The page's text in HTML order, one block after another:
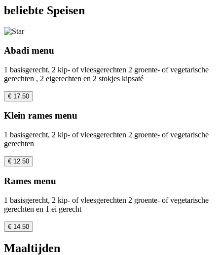
beliebte Speisen
Abadi menu
1 basisgerecht, 2 kip- of vleesgerechten 2 groente- of vegetarische
gerechten , 2 eigerechten en 2 stokjes kipsaté
€ 17.50
Klein rames menu
1 basisgerecht, 2 kip- of vleesgerechten 2 groente- of vegetarische
gerechten
€ 12.50
Rames menu
1 basisgerecht, 2 kip- of vleesgerechten 2 groente- of vegetarische
gerechten en 1 ei gerecht
€ 14.50
Maaltijden